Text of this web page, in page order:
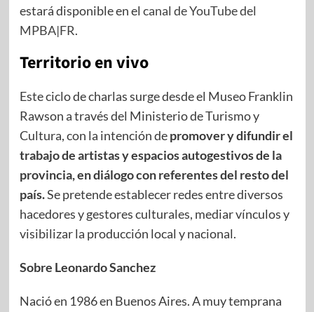
estará disponible en el canal de YouTube del
MPBA|FR.
Territorio en vivo
Este ciclo de charlas surge desde el Museo Franklin
Rawson a través del Ministerio de Turismo y
Cultura, con la intención depromover y difundir el
trabajo de artistas y espacios autogestivos de la
provincia, en diálogo con referentes del resto del
país.Se pretende establecer redes entre diversos
hacedores y gestores culturales, mediar vínculos y
visibilizar la producción local y nacional.
Sobre Leonardo Sanchez
Nació en 1986 en Buenos Aires. A muy temprana